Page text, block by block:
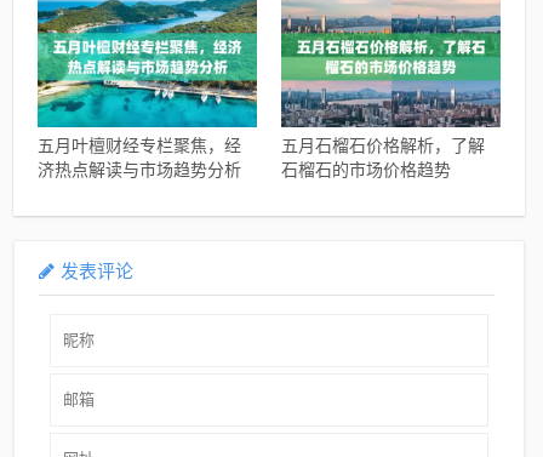
五月叶檀财经专栏聚焦，经
济热点解读与市场趋势分析
五月石榴石价格解析，了解
石榴石的市场价格趋势
发表评论